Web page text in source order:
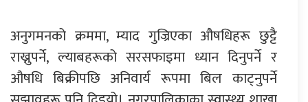
अनुगमनको क्रममा, म्याद गुज्रिएका औषधिहरू छुट्टै
राख्नुपर्ने, ल्याबहरूको सरसफाइमा ध्यान दिनुपर्ने र
औषधि बिक्रीपछि अनिवार्य रूपमा बिल काट्नुपर्ने